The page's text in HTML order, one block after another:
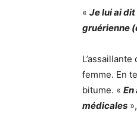
« Je lui ai dit
gruérienne
femme. En
bitume. « En
médicales